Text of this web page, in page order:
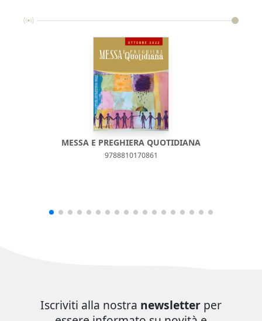
MESSA E PREGHIERA QUOTIDIANA
9788810170861
Iscriviti alla nostra newsletter per